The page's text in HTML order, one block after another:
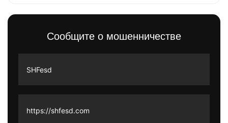
Сообщите о мошенничестве